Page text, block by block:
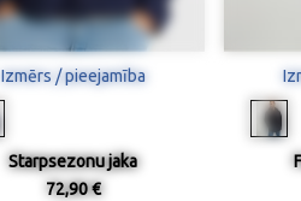
Izmērs / pieejamība
Starpsezonu jaka
72,90 €